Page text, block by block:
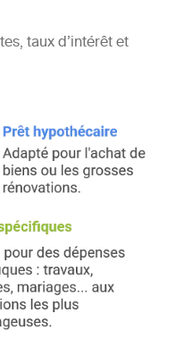
taux d’intérêt et